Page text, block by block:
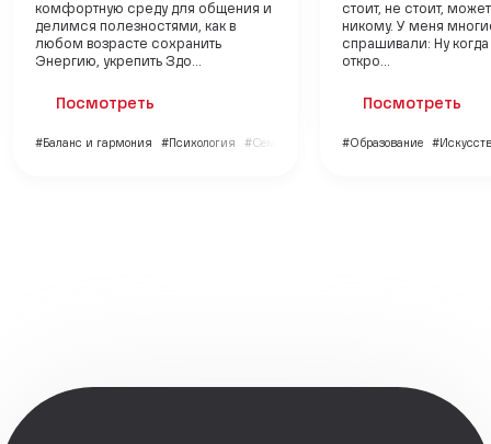
комфортную среду для общения и
делимся полезностями, как в
любом возрасте сохранить
Энергию, укрепить Здо...
Посмотреть
#Баланс и гармония #Психология #Семья и дети
стоит, не стоит,
никому. У меня
спрашивали: Ну когда
откро...
Посмотреть
#Образование